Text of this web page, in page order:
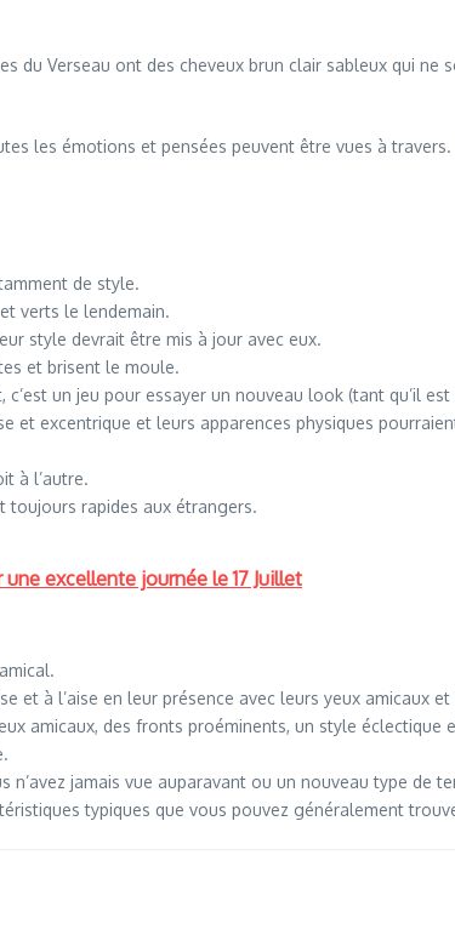
du Verseau ont des cheveux brun clair sableux qui ne
les émotions et pensées peuvent être vues à travers.
de style.
verts le lendemain.
style devrait être mis à jour avec eux.
et brisent le moule.
un jeu pour essayer un nouveau look (tant qu’il est
et excentrique et leurs apparences physiques
à l’autre.
toujours rapides aux étrangers.
excellente journée le 17 Juillet
et à l’aise en leur présence avec leurs yeux amicaux
amicaux, des fronts proéminents, un style éclectique
jamais vue auparavant ou un nouveau type de
typiques que vous pouvez généralement